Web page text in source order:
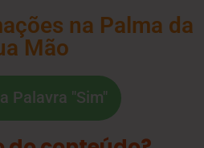
na Palma da
Mão
Palavra "Sim"